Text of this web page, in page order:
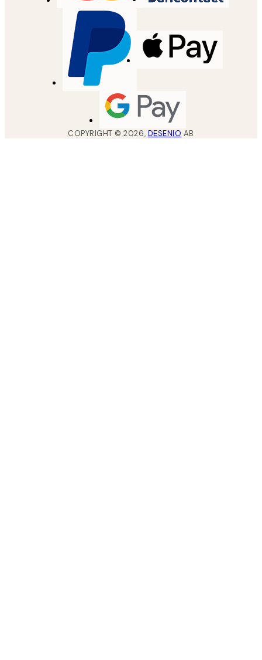
COPYRIGHT ©2026, DESENIO AB